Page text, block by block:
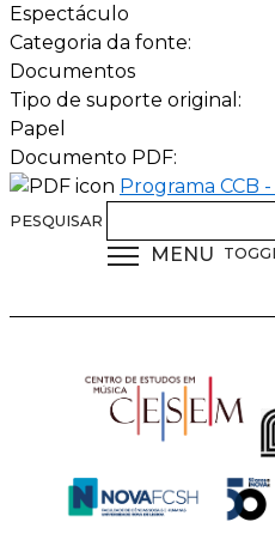
Espectáculo
Categoria da fonte:
Documentos
Tipo de suporte original:
Papel
Documento PDF:
Programa CCB
PESQUISAR
MENU